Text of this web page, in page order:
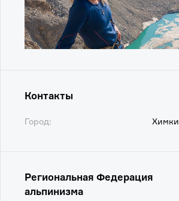
Контакты
Город: Химки
Региональная Федерация
альпинизма